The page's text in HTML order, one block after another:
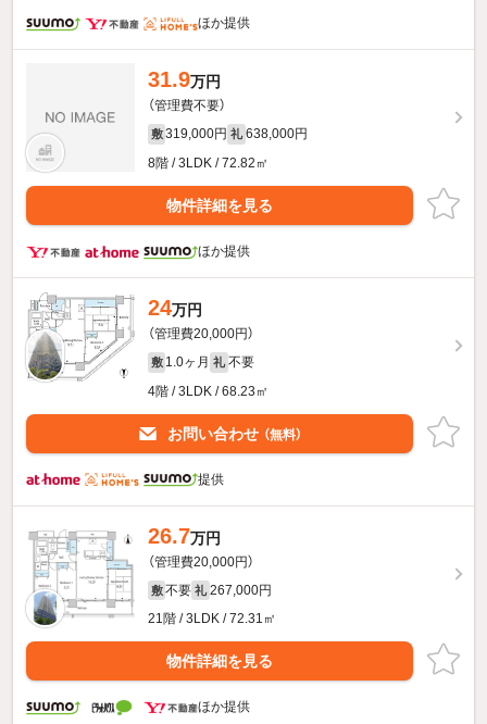
ほか提供
31.9万円
（管理費不要）
敷 319,000円 礼 638,000円
8階 / 3LDK / 72.82㎡
物件詳細を見る
ほか提供
24万円
（管理費20,000円）
敷 1.0ヶ月 礼 不要
4階 / 3LDK / 68.23㎡
お問い合わせ （無料）
提供
26.7万円
（管理費20,000円）
敷 不要 礼 267,000円
21階 / 3LDK / 72.31㎡
物件詳細を見る
ほか提供